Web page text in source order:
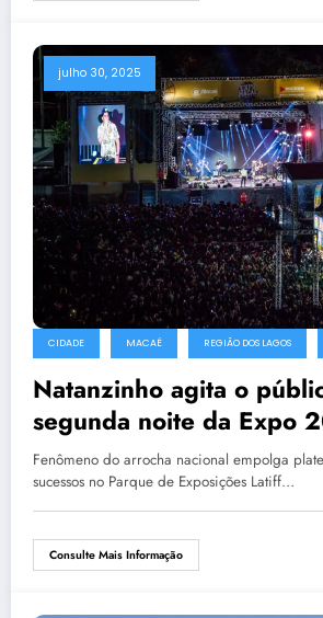
julho 30, 2025
CIDADE MACAÉ REGIÃO DOS LAGOS
Natanzinho agita o
segunda noite da Expo 2025 em
Macaé
Fenômeno do arrocha nacional empolga
sucessos no Parque de Exposições Latiff…
Consulte Mais Informação